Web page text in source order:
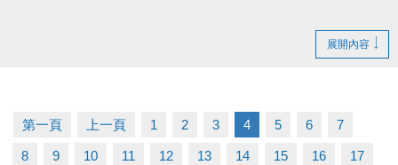
一般-----6/1至6/21享95折
多梯優惠---兩梯9折/三梯88折/五梯85折
展開內容
第一頁 上一頁 1 2 3 4 5 6 7
8 9 10 11 12 13 14 15 16 17